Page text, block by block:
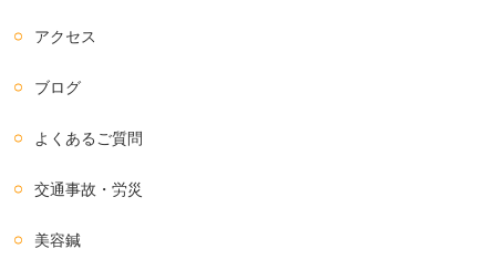
アクセス
ブログ
よくあるご質問
交通事故・労災
美容鍼